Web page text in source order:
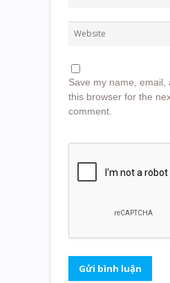
Save my name, email,
this browser for the
comment.